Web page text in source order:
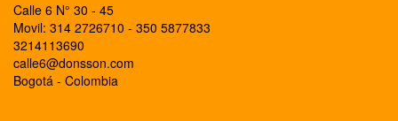
Calle 6 N° 30 - 45
Movil: 314 2726710 - 350 5877833
3214113690
calle6@donsson.com
Bogotá - Colombia